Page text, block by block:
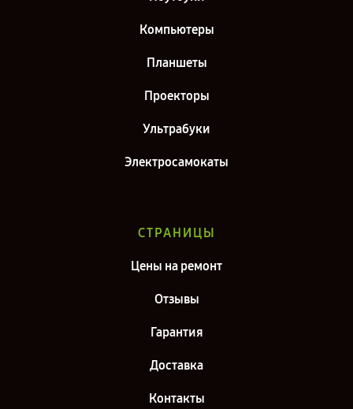
Компьютеры
Планшеты
Проекторы
Ультрабуки
Электросамокаты
СТРАНИЦЫ
Цены на ремонт
Отзывы
Гарантия
Доставка
Контакты